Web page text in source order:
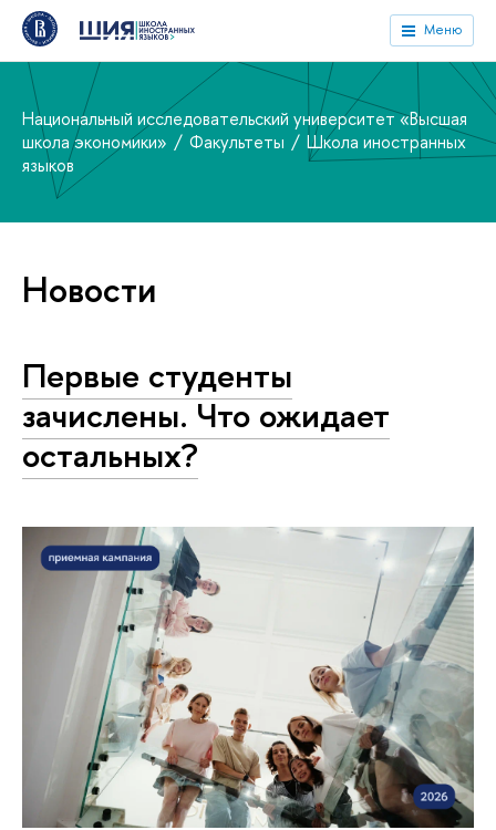
Меню
Национальный исследовательский университет «Высшая
школа экономики»
Факультеты
Школа иностранных
языков
Новости
Первые студенты
зачислены. Что ожидает
остальных?